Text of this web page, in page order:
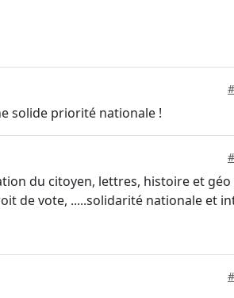
solide priorité nationale !
du citoyen, lettres, histoire et
de vote, .....solidarité nationale et